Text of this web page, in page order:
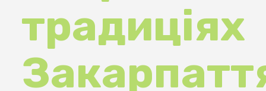
скансені